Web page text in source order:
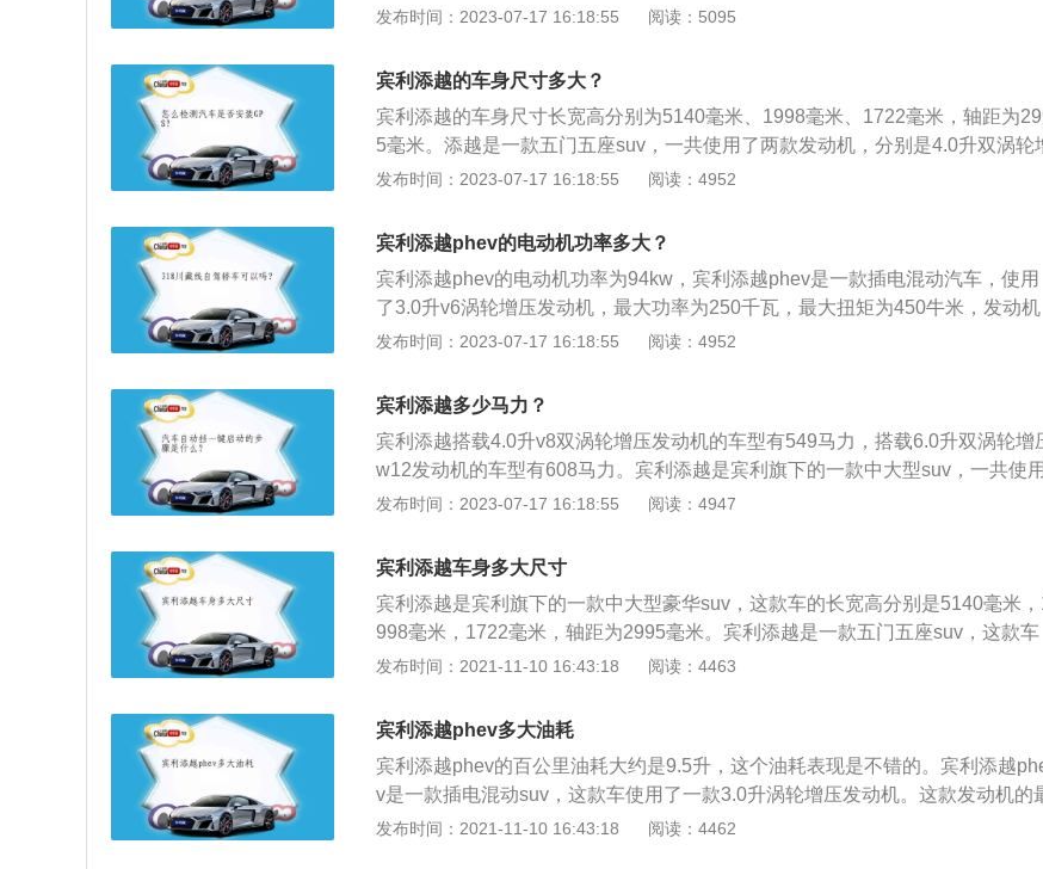
机，一款是4.0升双涡轮增压v8发动机，另一款是6.0升w12双涡轮增压发动机。
悬架使用了多连杆独立悬架，后悬架也使用了多连杆独立悬架。
发布时间：2023-07-17 16:18:55 阅读：5095
宾利添越的车身尺寸多大？
宾利添越的车身尺寸长宽高分别为5140毫米、1998毫米、1722毫米，轴距为
5毫米。添越是一款五门五座suv，一共使用了两款发动机，分别是4.0升双涡轮
压v8发动机和6.0升w12双涡轮增压发动机。4.0升双涡轮增压v8发动机最大马力
升双涡轮增压w12发动机最大马力是608匹，最大扭矩是900牛米，发动机搭载了
混合喷射技术，使用了铝合金缸盖缸体。宾利添越全系搭载了全时四驱系统，使
用了托森中央差速器。
发布时间：2023-07-17 16:18:55 阅读：4952
宾利添越phev的电动机功率多大？
宾利添越phev的电动机功率为94kw，宾利添越phev是一款插电混动汽车，使用
了3.0升v6涡轮增压发动机，最大功率为250千瓦，最大扭矩为450牛米，发动机
搭载了缸内直喷技术，与这款发动机匹配的是8at变速箱，可靠性、耐用性比较
括夜视系统、抬头显示、触控式发动机停启按键以及带导航功能的全液晶高清仪
表盘。
发布时间：2023-07-17 16:18:55 阅读：4952
宾利添越多少马力？
宾利添越搭载4.0升v8双涡轮增压发动机的车型有549马力，搭载6.0升双涡轮增
w12发动机的车型有608马力。宾利添越是宾利旗下的一款中大型suv，一共使用
了两款发动机，一款是4.0升双涡轮增压v8发动机，另一款是6.0升双涡轮增压w1
6.0升w12双涡轮增压发动机最大功率为447千瓦，最大扭矩为900牛米，这两款
发动机都使用了铝合金缸盖缸体，匹配的都是8at变速箱。宾利添越搭载全时四驱
系统，配备托森中央差速器。
发布时间：2023-07-17 16:18:55 阅读：4947
宾利添越车身多大尺寸
宾利添越是宾利旗下的一款中大型豪华suv，这款车的长宽高分别是5140毫米，
998毫米，1722毫米，轴距为2995毫米。宾利添越是一款五门五座suv，这款车
一共使用了两款发动机，一款是4.0升双涡轮增压v8发动机，另一款是6.0升w12
矩，这款发动机的最大扭矩转速为1960到4500转每分钟，最大功率转速为6000
转每分钟。这款发动机使用了铝合金缸盖缸体。与这款发动机匹配的是8at变速
箱。6.0升双涡轮增压w12发动机拥有608马力和900牛米的最大扭矩，这款发动
机的最大扭矩转速为1350转每分钟，最大功率转速为5000到6000转每分钟。这
款发动机搭载了混合喷射技术，并且使用了铝合金缸盖缸体。与这款发动机匹配
发布时间：2021-11-10 16:43:18 阅读：4463
宾利添越phev多大油耗
宾利添越phev的百公里油耗大约是9.5升，这个油耗表现是不错的。宾利添越
v是一款插电混动suv，这款车使用了一款3.0升涡轮增压发动机。这款发动机的
大功率为250kw，最大扭矩为450牛米，这款发动机搭载了缸内直喷技术，并且
发布时间：2021-11-10 16:43:18 阅读：4462